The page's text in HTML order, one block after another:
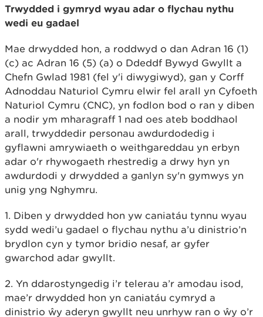
Trwydded i gymryd wyau adar o flychau nythu
wedi eu gadael
Mae drwydded hon, a roddwyd o dan Adran 16 (1)
(c) ac Adran 16 (5) (a) o Ddeddf Bywyd Gwyllt a
Chefn Gwlad 1981 (fel y'i diwygiwyd), gan y Corff
Adnoddau Naturiol Cymru elwir fel arall yn Cyfoeth
Naturiol Cymru (CNC), yn fodlon bod o ran y diben
a nodir ym mharagraff 1 nad oes ateb boddhaol
arall, trwyddedir personau awdurdodedig i
gyflawni amrywiaeth o weithgareddau yn erbyn
adar o'r rhywogaeth rhestredig a drwy hyn yn
awdurdodi y drwydded a ganlyn sy'n gymwys yn
unig yng Nghymru.
1. Diben y drwydded hon yw caniatáu tynnu wyau
sydd wedi’u gadael o flychau nythu a’u dinistrio’n
brydlon cyn y tymor bridio nesaf, ar gyfer
gwarchod adar gwyllt.
2. Yn ddarostyngedig i’r telerau a’r amodau isod,
mae’r drwydded hon yn caniatáu cymryd a
dinistrio ŵy aderyn gwyllt neu unrhyw ran o ŵy o’r